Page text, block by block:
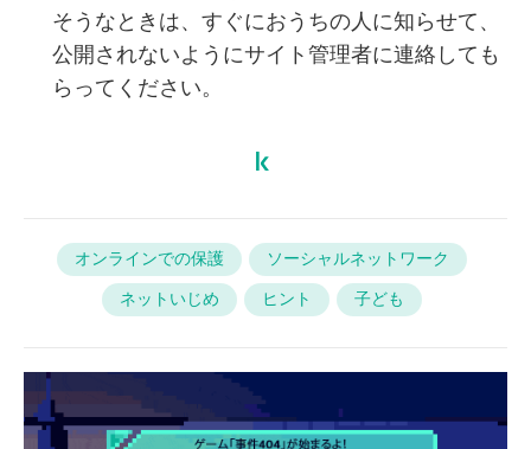
そうなときは、すぐにおうちの人に知らせて、
公開されないようにサイト管理者に連絡しても
らってください。
オンラインでの保護
ソーシャルネットワーク
ネットいじめ
ヒント 子ども